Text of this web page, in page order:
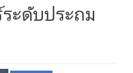
ะดับประถม